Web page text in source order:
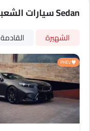
Sedan سيارات الشعبية
الشهيرة القادمة
PHEV